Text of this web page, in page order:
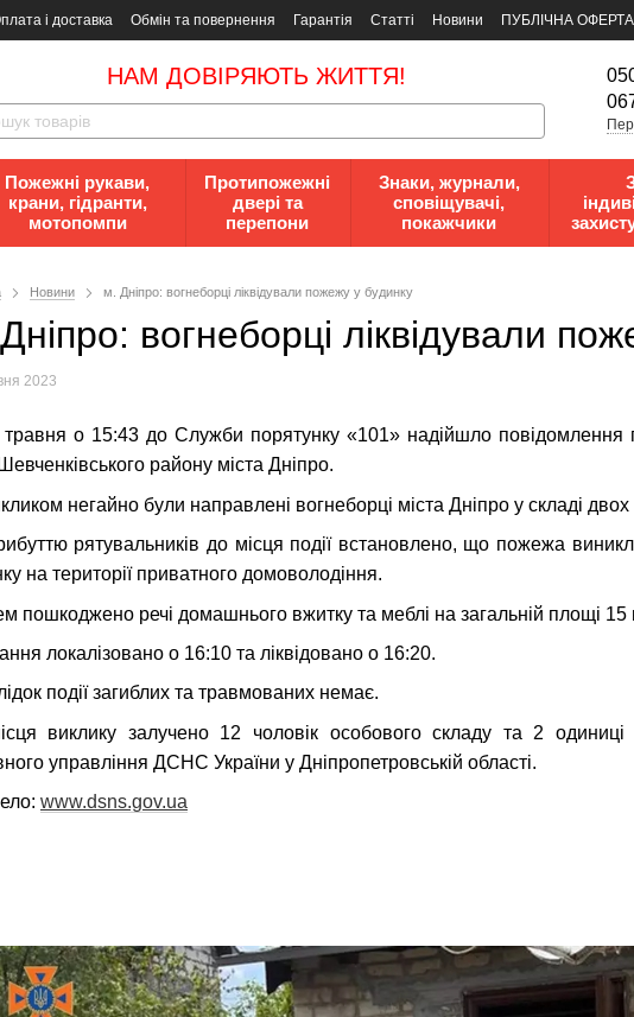
і доставка Обмін та повернення Гарантія Статті Новини
ПУБЛІЧНА ОФЕРТА
безпеки
НАМ ДОВІРЯЮТЬ ЖИТТЯ!
Пожежні рукави,
крани, гідранти,
мотопомпи
Протипожежні
двері та
перепони
Знаки, журнали,
сповіщувачі,
покажчики
Новини м. Дніпро: вогнеборці ліквідували пожежу у будинку
вогнеборці ліквідували
2023
травня о 15:43 до Служби порятунку «101» надійшло
району міста Дніпро.
негайно були направлені вогнеборці міста Дніпро у складі двох
рятувальників до місця події встановлено, що пожежа
на території приватного домоволодіння.
пошкоджено речі домашнього вжитку та меблі на загальній площі 15
локалізовано о 16:10 та ліквідовано о 16:20.
події загиблих та травмованих немає.
виклику залучено 12 чоловік особового складу та 2 одиниці
управління ДСНС України у Дніпропетровській області.
www.dsns.gov.ua